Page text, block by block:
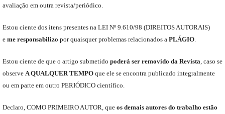
avaliação em outra revista/periódico.
Estou ciente dos itens presentes na LEI Nº 9.610/98 (DIREITOS AUTORAIS)
e meresponsabilizo por quaisquer problemas relacionados a PLÁGIO.
Estou ciente de que o artigo submetido poderá ser removido da Revista,caso se
observe A QUALQUER TEMPOque elese encontra publicado integralmente
ou em parte em outro PERIÓDICOcientífico.
Declaro, COMO PRIMEIRO AUTOR,que os demais autores do trabalho estão